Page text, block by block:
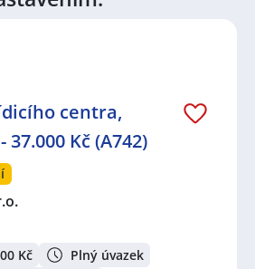
centra,
37.000 Kč (A742)
Kč
Plný úvazek